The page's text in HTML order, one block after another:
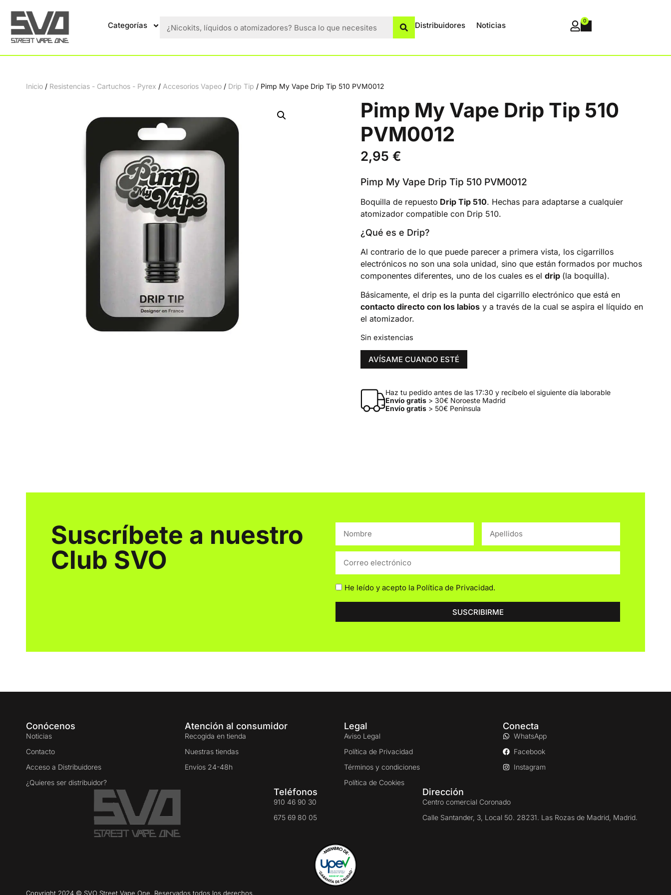
Categorías Distribuidores Noticias 0
Inicio / Resistencias - Cartuchos - Pyrex / Accesorios Vapeo / Drip Tip / Pimp My Vape Drip Tip 510 PVM0012
Pimp My Vape Drip Tip 510
PVM0012
2,95 €
Pimp My Vape Drip Tip 510 PVM0012
Boquilla de repuesto Drip Tip 510. Hechas para adaptarse a cualquier
atomizador compatible con Drip 510.
¿Qué es e Drip?
Al contrario de lo que puede parecer a primera vista, los cigarrillos
electrónicos no son una sola unidad, sino que están formados por muchos
componentes diferentes, uno de los cuales es el drip (la boquilla).
Básicamente, el drip es la punta del cigarrillo electrónico que está en
contacto directo con los labiosy a través de la cual se aspira el líquido en
el atomizador.
Sin existencias
AVÍSAME CUANDO ESTÉ
Haz tu pedido antes de las 17:30 y recíbelo el siguiente día laborable
Envío gratis> 30€ Noroeste Madrid
Envío gratis> 50€ Península
Suscríbete a nuestro
Club SVO
He leído y acepto la Política de Privacidad.
SUSCRIBIRME
Conócenos
Noticias
Contacto
Acceso a Distribuidores
¿Quieres ser distribuidor?
Atención al consumidor
Recogida en tienda
Nuestras tiendas
Envíos 24-48h
Legal
Aviso Legal
Política de Privacidad
Términos y condiciones
Política de Cookies
Conecta
WhatsApp
Facebook
Instagram
Teléfonos
910 46 90 30
675 69 80 05
Dirección
Centro comercial Coronado
Calle Santander, 3, Local 50. 28231. Las Rozas de Madrid, Madrid.
Copyright 2024 © SVO Street Vape One. Reservados todos los derechos.